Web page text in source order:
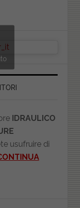
IDRAULICO
usufruire di